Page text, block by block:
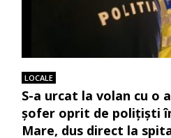
LOCALE
S-a urcat la volan cu o
șofer oprit de polițiști
Mare, dus direct la